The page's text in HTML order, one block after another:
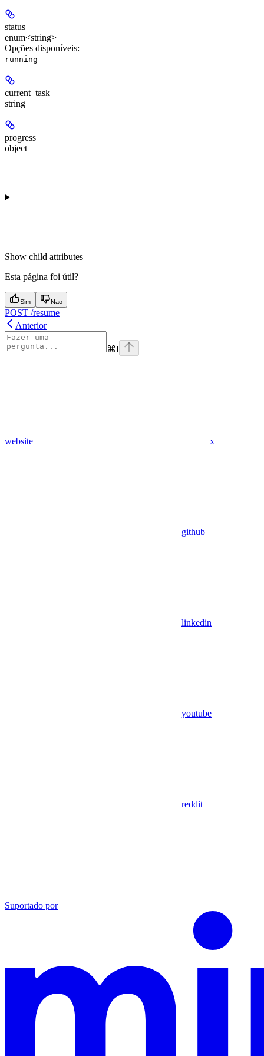
status
enum<string>
Opções disponíveis:
running
current_task
string
progress
object
Show child attributes
Esta página foi útil?
Sim Nao
POST /resume
Anterior
⌘I
website x
github
linkedin
youtube
reddit
Suportado por